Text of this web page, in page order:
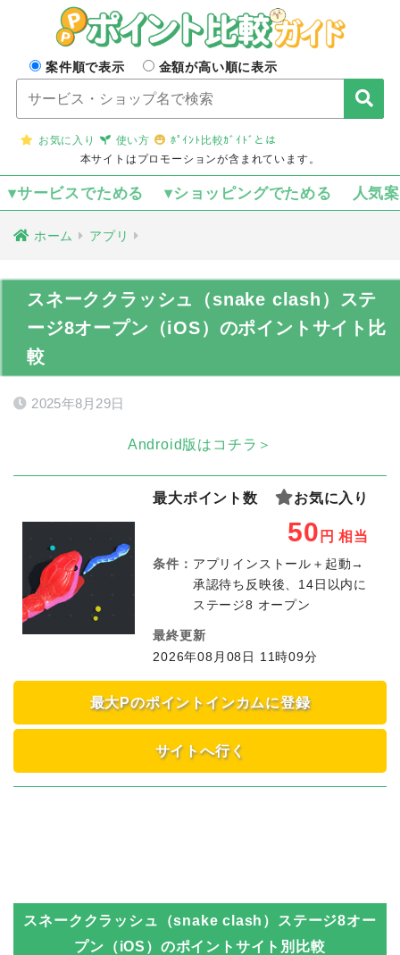
案件順で表示 金額が高い順に表示
お気に入り 使い方
ﾎﾟｲﾝﾄ比較ｶﾞｲﾄﾞとは
本サイトはプロモーションが含まれています。
▾サービスでためる ▾ショッピングでためる 人気
ホーム アプリ
スネーククラッシュ（snake clash）ステ
ージ8オープン（iOS）のポイントサイト比
較
2025年8月29日
Android版はコチラ＞
最大ポイント数 お気に入り
50 円 相当
条件： アプリインストール＋起動→
承認待ち反映後、14日以内に
ステージ8 オープン
最終更新
2026年08月08日 11時09分
最大Pのポイントインカムに登録
サイトへ行く
スネーククラッシュ（snake clash）ステージ8オー
プン（iOS） のポイントサイト別比較